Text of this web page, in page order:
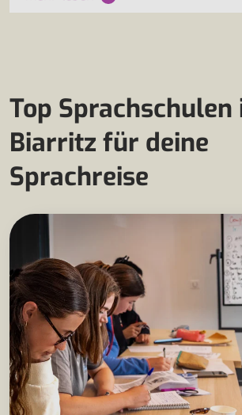
Top Sprachschulen
Biarritz für deine
Sprachreise